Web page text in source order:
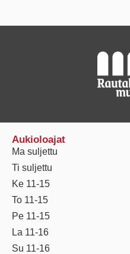
Aukioloajat
Ma suljettu
Ti suljettu
Ke 11-15
To 11-15
Pe 11-15
La 11-16
Su 11-16